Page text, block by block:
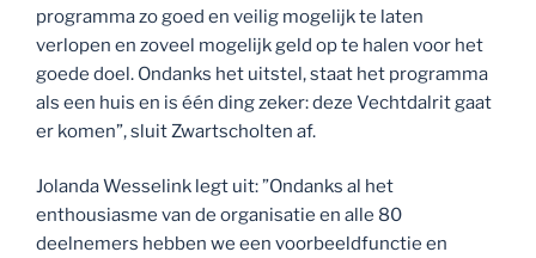
programma zo goed en veilig mogelijk te laten
verlopen en zoveel mogelijk geld op te halen voor het
goede doel. Ondanks het uitstel, staat het programma
als een huis en is één ding zeker: deze Vechtdalrit gaat
er komen”, sluit Zwartscholten af.
Jolanda Wesselink legt uit: ”Ondanks al het
enthousiasme van de organisatie en alle 80
deelnemers hebben we een voorbeeldfunctie en